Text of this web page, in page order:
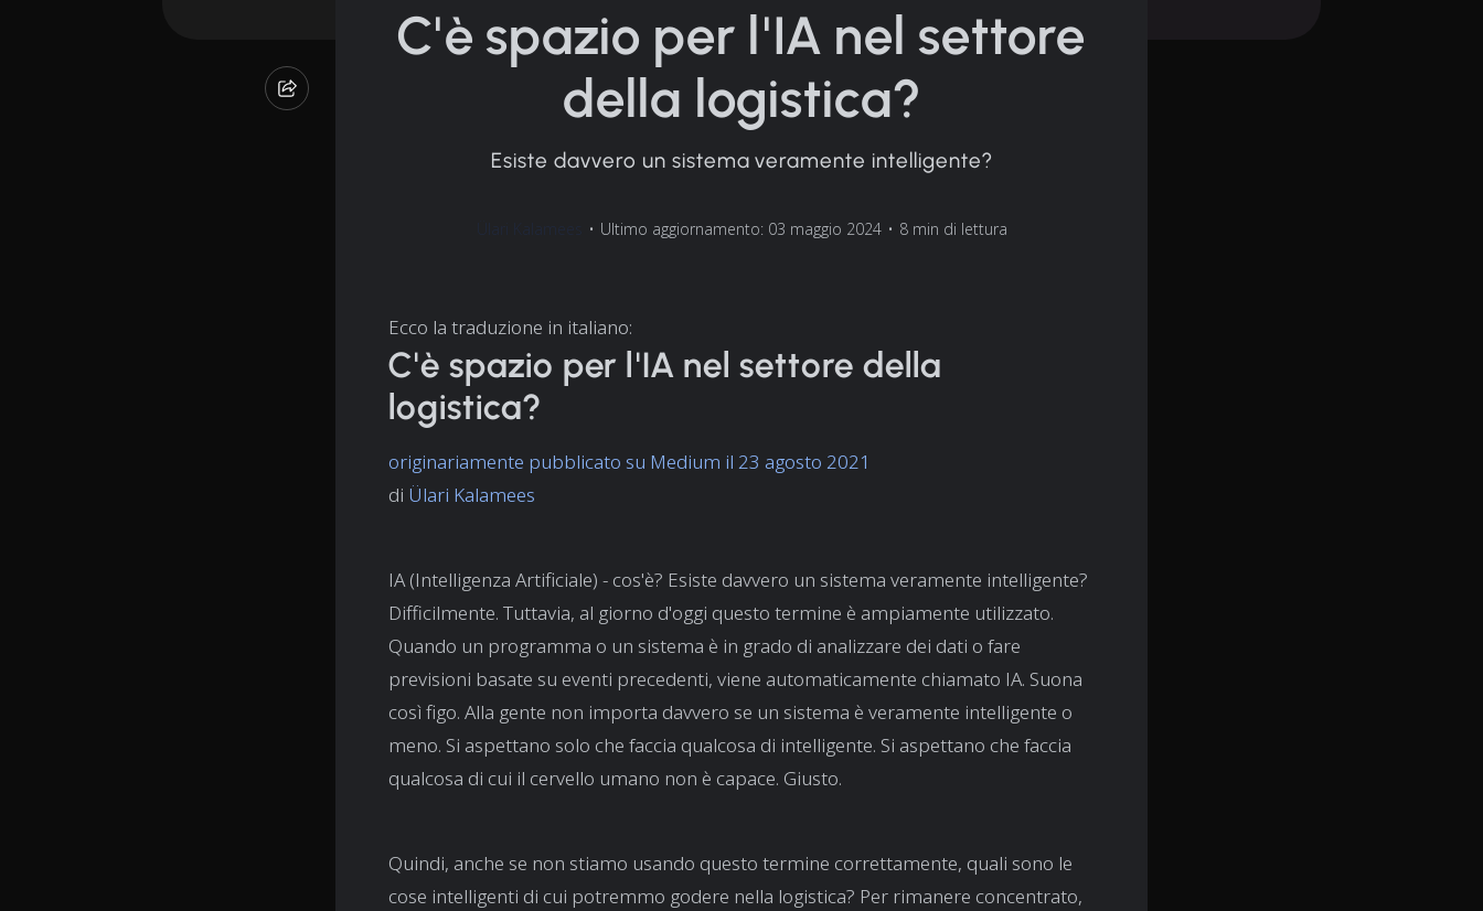
C'è spazio per l'IA nel settore
della logistica?
Esiste davvero un sistema veramente intelligente?
• Ultimo aggiornamento: 03 maggio 2024 • 8 min di lettura
Ecco la traduzione in italiano:
C'è spazio per l'IA nel settore della
logistica?
originariamente pubblicato su Medium il 23 agosto 2021
di Ülari Kalamees
IA (Intelligenza Artificiale) - cos'è? Esiste davvero un sistema veramente intelligente?
Difficilmente. Tuttavia, al giorno d'oggi questo termine è ampiamente utilizzato.
Quando un programma o un sistema è in grado di analizzare dei dati o fare
previsioni basate su eventi precedenti, viene automaticamente chiamato IA. Suona
così figo. Alla gente non importa davvero se un sistema è veramente intelligente o
meno. Si aspettano solo che faccia qualcosa di intelligente. Si aspettano che faccia
qualcosa di cui il cervello umano non è capace. Giusto.
Quindi, anche se non stiamo usando questo termine correttamente, quali sono le
cose intelligenti di cui potremmo godere nella logistica? Per rimanere concentrato,